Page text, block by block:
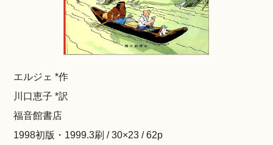
エルジェ *作
川口恵子 *訳
福音館書店
1998初版・1999.3刷 / 30×23 / 62p